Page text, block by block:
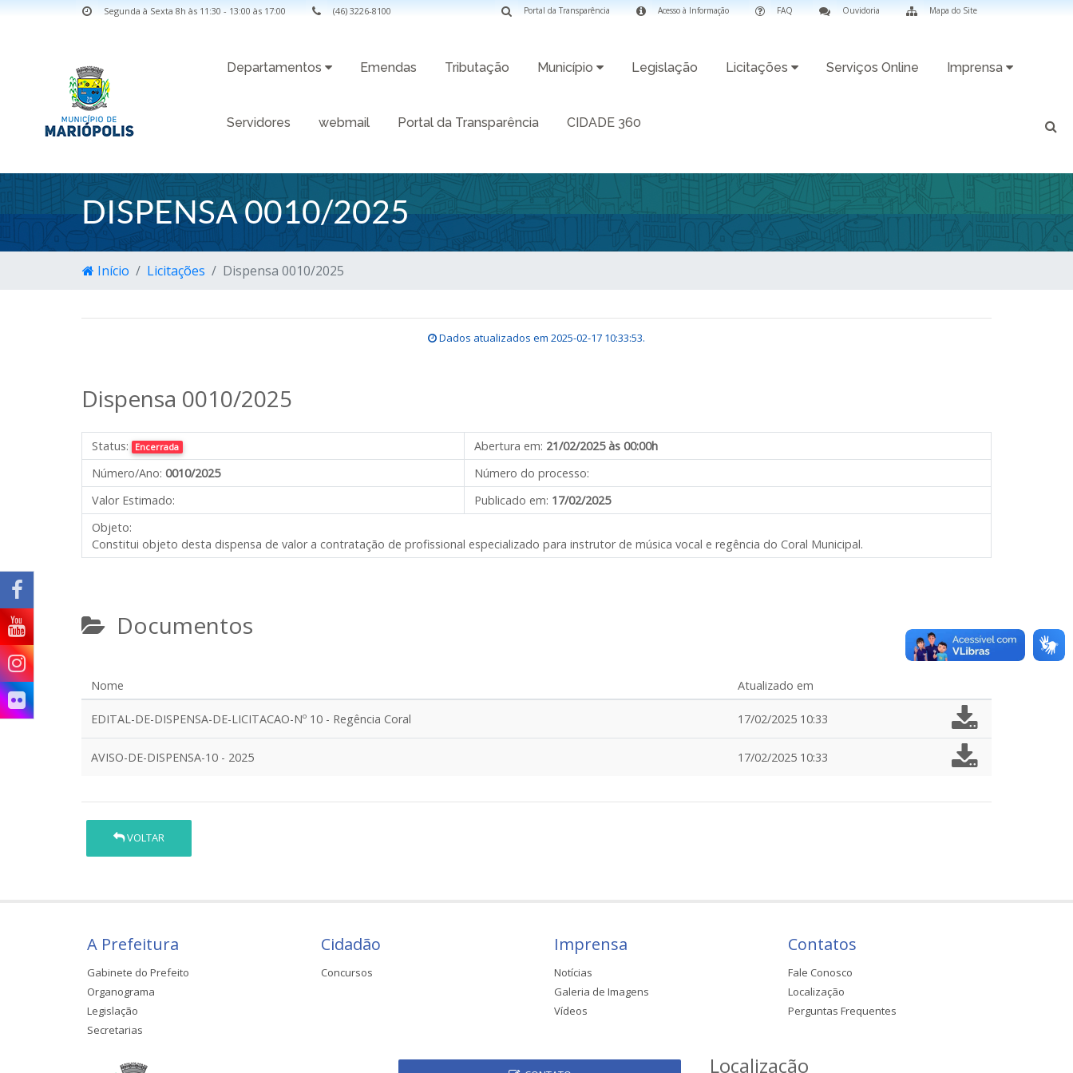
Segunda à Sexta 8h às 11:30 - 13:00 às 17:00 (46) 3226-8100 Mapa do Site
Ouvidoria
FAQ
Acesso à Informação
Portal da Transparência
Departamentos Emendas Tributação Município Legislação Licitações Serviços Online Imprensa
Servidores webmail Portal da Transparência CIDADE 360
DISPENSA 0010/2025
Início Licitações Dispensa 0010/2025
Dados atualizados em 2025-02-17 10:33:53.
Dispensa 0010/2025
Status: Encerrada Abertura em: 21/02/2025 às 00:00h
Número/Ano: 0010/2025
Número do processo:
Valor Estimado:
Publicado em: 17/02/2025
Objeto:
Constitui objeto desta dispensa de valor a contratação de profissional especializado para instrutor de música vocal e regência do Coral Municipal.
Documentos
Nome Atualizado em
EDITAL-DE-DISPENSA-DE-LICITACAO-Nº 10 - Regência Coral 17/02/2025 10:33
AVISO-DE-DISPENSA-10 - 2025 17/02/2025 10:33
VOLTAR
A Prefeitura
Gabinete do Prefeito
Organograma
Legislação
Secretarias
Cidadão
Concursos
Imprensa
Notícias
Galeria de Imagens
Vídeos
Contatos
Fale Conosco
Localização
Perguntas Frequentes
Localização